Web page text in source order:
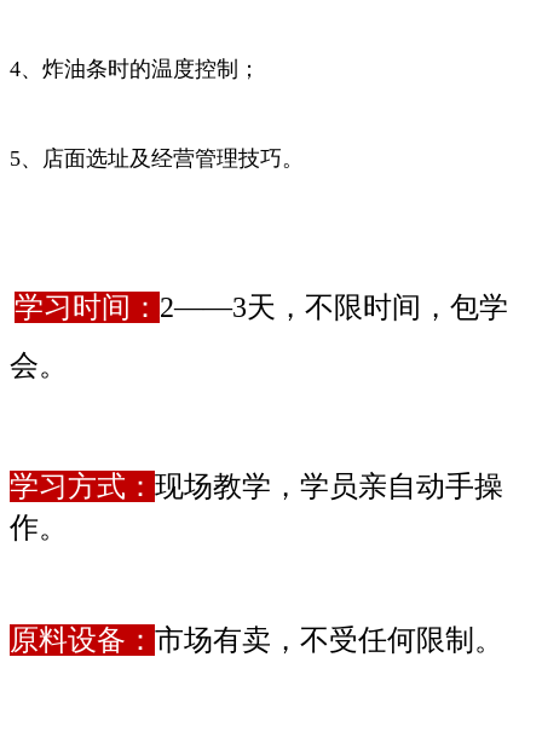
4、炸油条时的温度控制；
5、店面选址及经营管理技巧。
学习时间： 2——3天，不限时间，包学
会。
学习方式： 现场教学，学员亲自动手操
作。
原料设备： 市场有卖，不受任何限制。